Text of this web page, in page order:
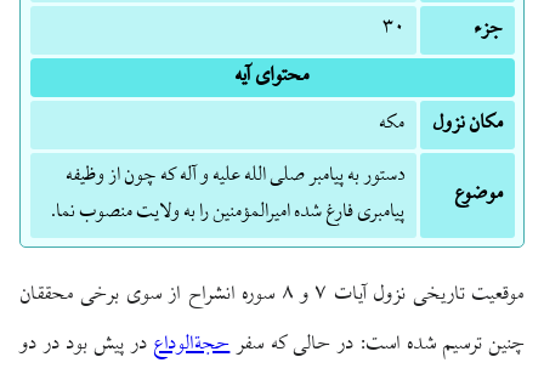
جزء
۳۰
محتوای آیه
مکان نزول
مکه
موضوع
دستور به پیامبر صلی الله علیه و آله که چون از وظیفه
پیامبری فارغ شده امیرالمؤمنین را به ولایت منصوب نما.
موقعیت تاریخی نزول آیات ۷ و ۸ سوره انشراح از سوی برخی محققان
چنین ترسیم شده است: در حالی که سفرحجةالوداعدر پیش بود در دو